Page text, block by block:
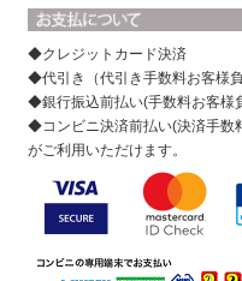
◆クレジットカード決済
◆代引き（代引き手数料お客様負
◆銀行振込前払い(手数料お客様
◆コンビニ決済前払い(決済手数
がご利用いただけます。